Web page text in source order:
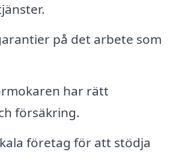
på det arbete som
har rätt
försäkring.
företag för att stödja